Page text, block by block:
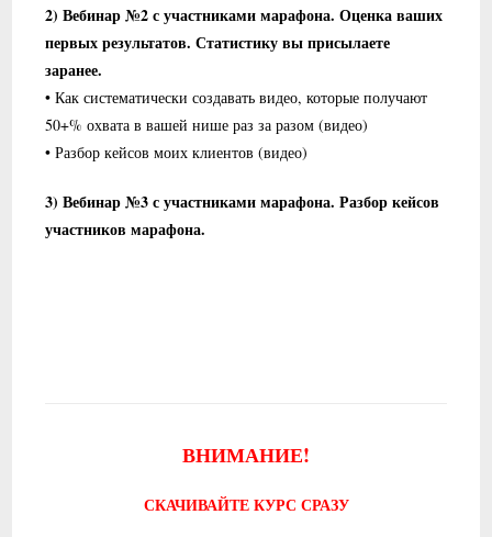
2) Вебинар №2 с участниками марафона. Оценка ваших
первых результатов. Статистику вы присылаете
заранее.
• Как систематически создавать видео, которые получают
50+% охвата в вашей нише раз за разом (видео)
• Разбор кейсов моих клиентов (видео)
3) Вебинар №3 с участниками марафона. Разбор кейсов
участников марафона.
ВНИМАНИЕ!
СКАЧИВАЙТЕ КУРС СРАЗУ